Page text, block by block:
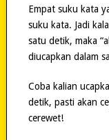
Empat suku kata
suku kata. Jadi
satu detik, maka
diucapkan dalam
Coba kalian
detik, pasti akan
cerewet!